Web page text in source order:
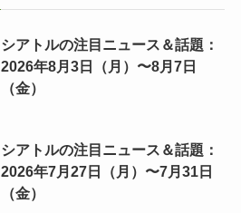
シアトルの注目ニュース＆話題：
2026年8月3日（月）〜8月7日
（金）
シアトルの注目ニュース＆話題：
2026年7月27日（月）〜7月31日
（金）